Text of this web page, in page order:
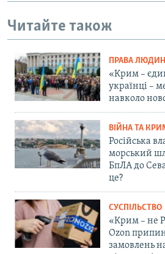
Читайте також
ПРАВА
«Крим –
українці –
навколо
ВІЙНА ТА
Російська
морський
БпЛА до
це?
СУСПІЛЬСТВО
«Крим – не
Ozon
замовлень